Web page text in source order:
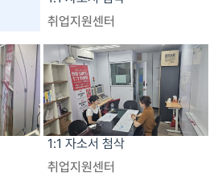
취업지원센터
1:1 자소서 첨삭
취업지원센터